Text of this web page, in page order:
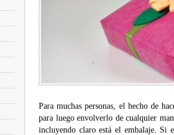
Para muchas personas, el hecho de
para luego envolverlo de cualquier
incluyendo claro está el embalaje. Si